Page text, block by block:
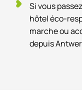
Si vous
hôtel éco-
marche ou
depuis